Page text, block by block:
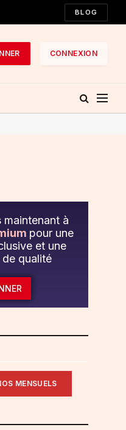
BLOG
CONNEXION
à
pour une
et une
qualité
MENSUELS